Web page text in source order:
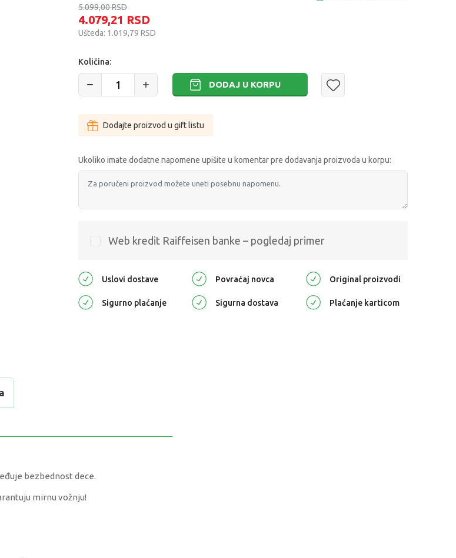
5.099,00RSD
4.079,21 RSD
Ušteda: 1.019,79 RSD
Količina:
DODAJ U KORPU
Dodajte proizvod u gift listu
Ukoliko imate dodatne napomene upišite u komentar pre dodavanja proizvoda u korpu:
Web kredit Raiffeisen banke – pogledaj primer
Uslovi dostave Povraćaj novca Original proizvodi
Sigurno plaćanje Sigurna dostava Plaćanje karticom
bezbednost dece.
mirnu vožnju!